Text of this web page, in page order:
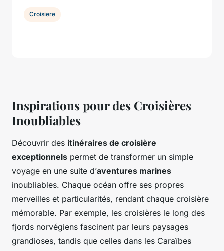
Inspirations pour des Croisières
Inoubliables
Découvrir des itinéraires de croisière
exceptionnels permet de transformer un simple
voyage en une suite d’aventures marines
inoubliables. Chaque océan offre ses propres
merveilles et particularités, rendant chaque croisière
mémorable. Par exemple, les croisières le long des
fjords norvégiens fascinent par leurs paysages
grandioses, tandis que celles dans les Caraïbes
Croisiere